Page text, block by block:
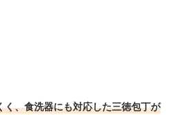
く、食洗器にも対応した三徳包丁が